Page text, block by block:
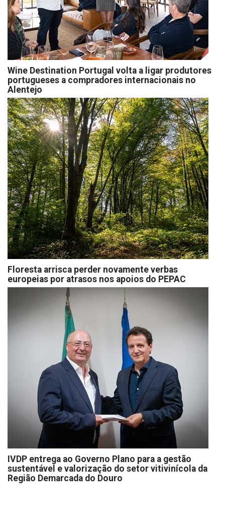
Wine Destination Portugal volta a ligar produtores
portugueses a compradores internacionais no
Alentejo
Floresta arrisca perder novamente verbas
europeias por atrasos nos apoios do PEPAC
IVDP entrega ao Governo Plano para a gestão
sustentável e valorização do setor vitivinícola da
Região Demarcada do Douro